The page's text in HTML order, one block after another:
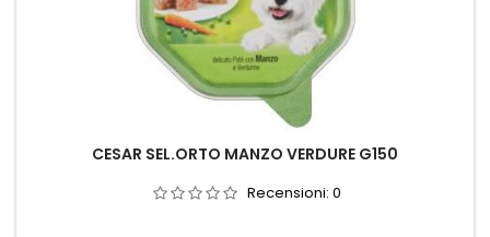
CESAR SEL.ORTO MANZO VERDURE G150
Recensioni: 0